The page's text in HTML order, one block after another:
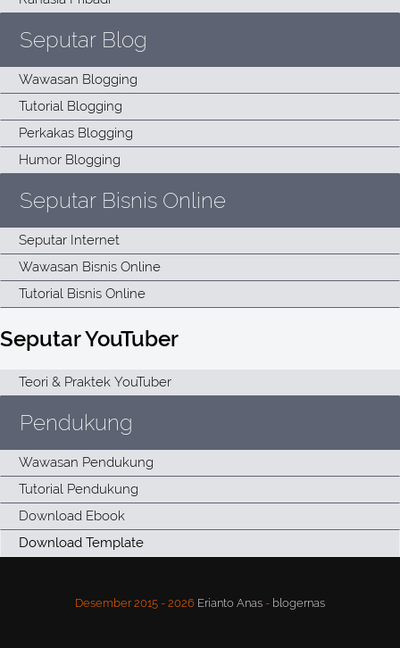
Seputar Blog
Seputar Bisnis Online
Seputar YouTuber
Pendukung
Desember 2015 - 2026 Erianto Anas - blogernas